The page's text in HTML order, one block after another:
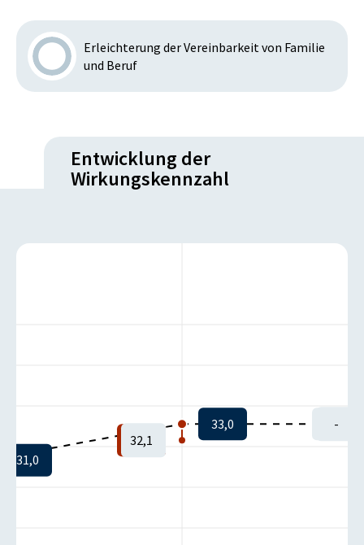
Erleichterung der Vereinbarkeit von Familie
und Beruf
Entwicklung der
Wirkungskennzahl
31,0
32,1
33,0 -